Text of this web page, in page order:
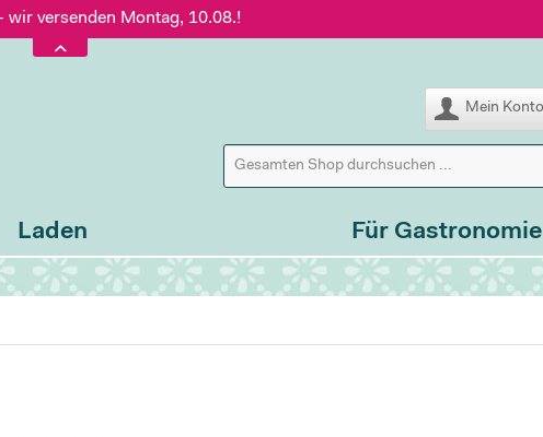
wir versenden Montag, 10.08.!
€, gratis ab 95 € Warenwert
wir versenden Montag, 10.08.!
Mein Konto
Laden Für Gastronomie